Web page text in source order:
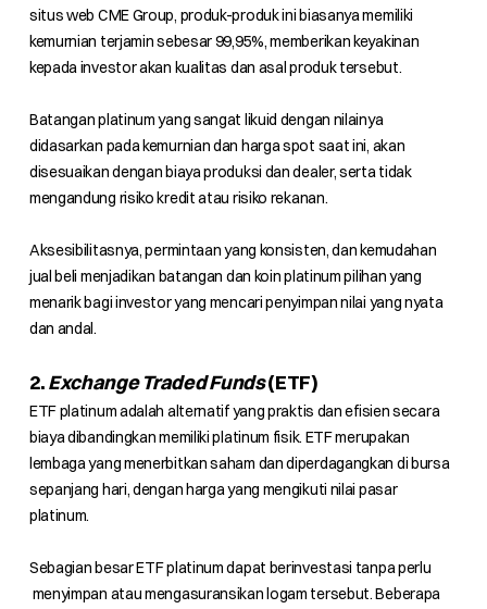
situs web CME Group, produk-produk ini biasanya memiliki
kemurnian terjamin sebesar 99,95%, memberikan keyakinan
kepada investor akan kualitas dan asal produk tersebut.
Batangan platinum yang sangat likuid dengan nilainya
didasarkan pada kemurnian dan harga spot saat ini, akan
disesuaikan dengan biaya produksi dan dealer, serta tidak
mengandung risiko kredit atau risiko rekanan.
Aksesibilitasnya, permintaan yang konsisten, dan kemudahan
jual beli menjadikan batangan dan koin platinum pilihan yang
menarik bagi investor yang mencari penyimpan nilai yang nyata
dan andal.
2.Exchange Traded Funds(ETF)
ETF platinum adalah alternatif yang praktis dan efisien secara
biaya dibandingkan memiliki platinum fisik. ETF merupakan
lembaga yang menerbitkan saham dan diperdagangkan di bursa
sepanjang hari, dengan harga yang mengikuti nilai pasar
platinum.
Sebagian besar ETF platinum dapat berinvestasi tanpa perlu
menyimpan atau mengasuransikan logam tersebut. Beberapa